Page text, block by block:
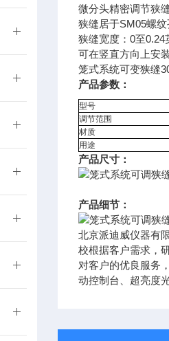
微分头精密调节狭
狭缝居于SM05螺
狭缝宽度：0至0.24
可在竖直方向上安
笼式系统可变狭缝
产品参数：
型号
调节范围
材质
用途
产品尺寸：
产品细节：
北京派迪威仪器有
校根据客户需求，
对客户的优良服务
动控制台、超亮度